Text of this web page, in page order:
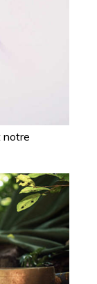
notre